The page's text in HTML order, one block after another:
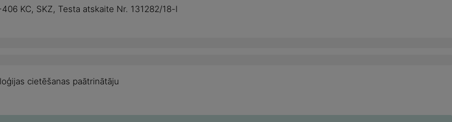
KC, SKZ, Testa atskaite Nr. 131282/18-l
cietēšanas paātrinātāju